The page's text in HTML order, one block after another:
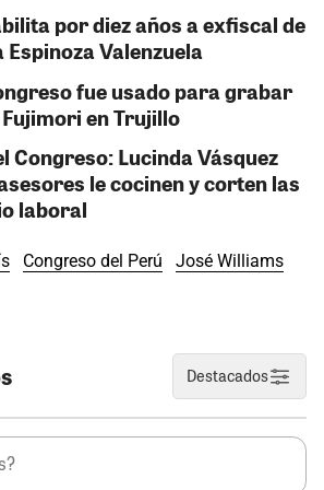
por diez años a exfiscal de
Espinoza Valenzuela
fue usado para grabar
en Trujillo
Congreso: Lucinda Vásquez
le cocinen y corten las
laboral
Congreso del Perú
José Williams
Destacados